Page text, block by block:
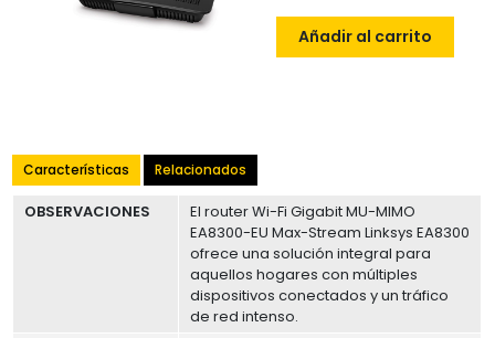
Añadir al carrito
Características Relacionados
OBSERVACIONES
El router Wi-Fi Gigabit MU-MIMO
EA8300-EU Max-Stream Linksys EA8300
ofrece una solución integral para
aquellos hogares con múltiples
dispositivos conectados y un tráfico
de red intenso.